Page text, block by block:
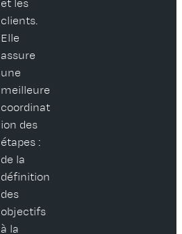
et les
clients.
Elle
assure
une
meilleure
coordinat
ion des
étapes :
de la
définition
des
objectifs
à la